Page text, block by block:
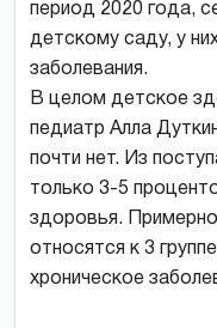
период 2020 года,
детскому саду, у
заболевания.
В целом детское
педиатр Алла
почти нет. Из
только 3-5
здоровья.
относятся к 3
хроническое